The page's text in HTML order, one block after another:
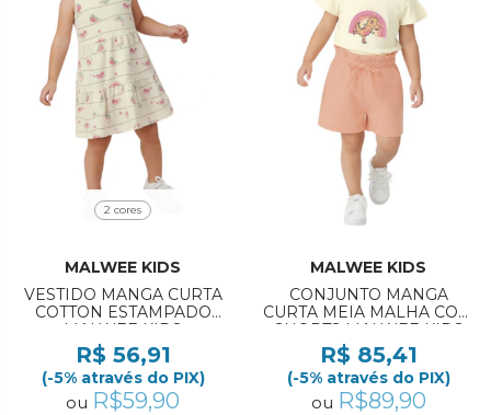
2 cores
MALWEE KIDS
VESTIDO MANGA CURTA
COTTON ESTAMPADO
MALWEE KIDS
REF:1000139666 1/3
R$ 56,91
(-5% através do PIX)
ou R$59,90
MALWEE KIDS
CONJUNTO MANGA
CURTA MEIA MALHA COM
SHORTS MALWEE KIDS
REF:1000139479 1/3
R$ 85,41
(-5% através do PIX)
ou R$89,90